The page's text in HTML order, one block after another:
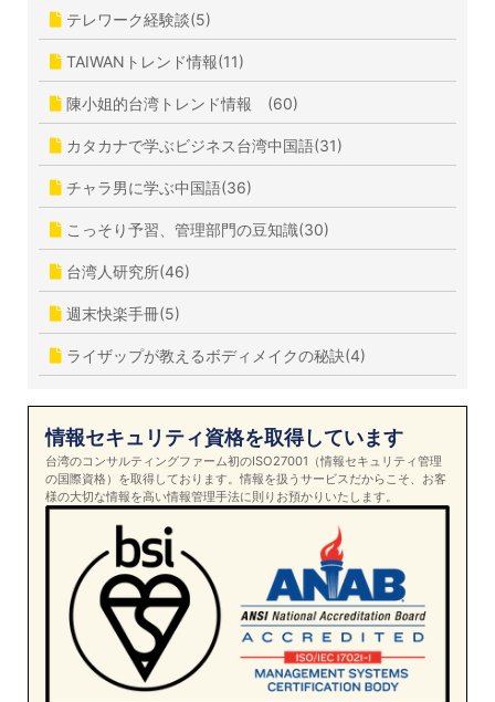
テレワーク経験談(5)
TAIWANトレンド情報(11)
陳小姐的台湾トレンド情報 (60)
カタカナで学ぶビジネス台湾中国語(31)
チャラ男に学ぶ中国語(36)
こっそり予習、管理部門の豆知識(30)
台湾人研究所(46)
週末快楽手冊(5)
ライザップが教えるボディメイクの秘訣(4)
情報セキュリティ資格を取得しています
台湾のコンサルティングファーム初のISO27001（情報セキュリティ管理
の国際資格）を取得しております。情報を扱うサービスだからこそ、お客
様の大切な情報を高い情報管理手法に則りお預かりいたします。